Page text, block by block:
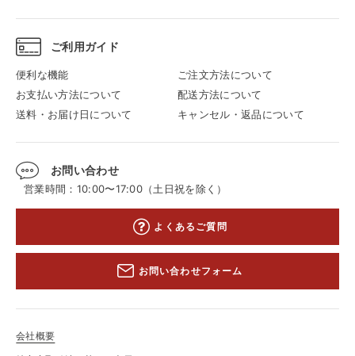
ご利用ガイド
便利な機能
ご注文方法について
お支払い方法について
配送方法について
送料・お届け日について
キャンセル・返品について
お問い合わせ
営業時間：10:00〜17:00（土日祝を除く）
よくあるご質問
お問い合わせフォーム
会社概要